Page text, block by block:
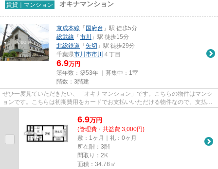
賃貸｜マンション オキナマンション
京成本線 「 国府台 」駅 徒歩5分
総武線 「 市川
」駅 徒歩15分
北総鉄道 「 矢切 」駅 徒歩29分
千葉県市川市市川 ４丁目
6.9万円
築年数：築53年 ｜募集中： 1室
階数：3階建
ぜひ一度見ていただきたい、「オキナマンション」です。こちらの物件はマンシ
ョンです。こちらは初期費用をカードでお支払いいただける物件なので、支払い
6.9万円
(管理費・共益費 3,000円)
敷：1ヶ月｜礼：0ヶ月
所在階：3階
間取り：2K
面積：34.78㎡